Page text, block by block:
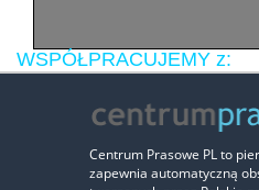
WSPÓŁPRACUJEMY z:
Centrum Prasowe PL to
zapewnia automatyczną